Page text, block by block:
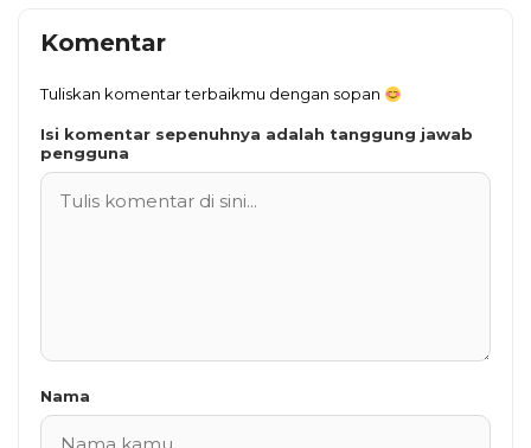
Komentar
Tuliskan komentar terbaikmu dengan sopan
Isi komentar sepenuhnya adalah tanggung jawab
pengguna
Nama